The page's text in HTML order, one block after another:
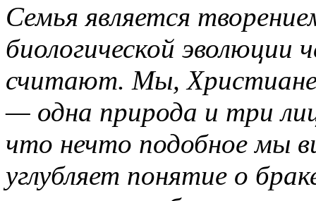
Семья является
биологической эволюции
считают. Мы,
— одна природа и три
что нечто подобное мы
углубляет понятие о